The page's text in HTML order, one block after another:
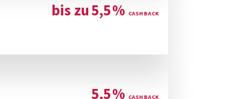
bis zu5,5%
5,5%